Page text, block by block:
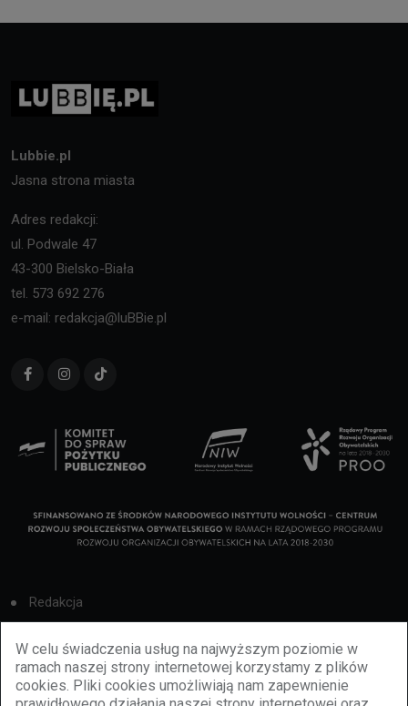
W celu świadczenia usług na najwyższym poziomie w
ramach naszej strony internetowej korzystamy z plików
cookies. Pliki cookies umożliwiają nam zapewnienie
Lubbie.pl
Jasna strona miasta
Adres redakcji:
ul. Podwale 47
43-300 Bielsko-Biała
tel. 573 692 276
e-mail: redakcja@luBBie.pl
Redakcja
Cookies
Reklama